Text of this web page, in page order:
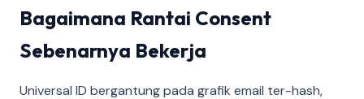
Bagaimana Rantai Consent
Sebenarnya Bekerja
Universal ID bergantung pada grafik email ter-hash,